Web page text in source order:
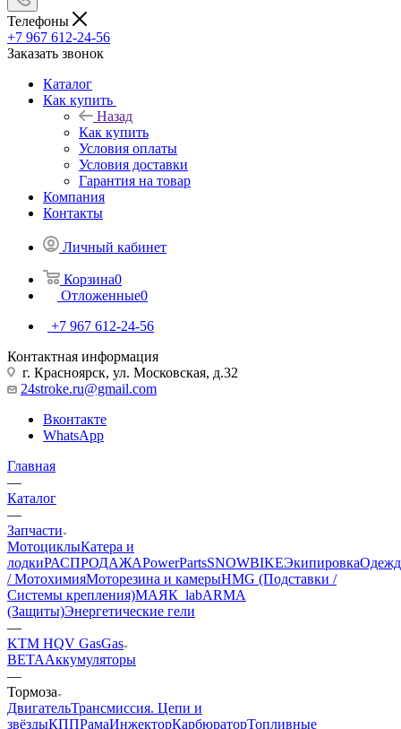
Телефоны
+7 967 612-24-56
Заказать звонок
Каталог
Как купить
Назад
Как купить
Условия оплаты
Условия доставки
Гарантия на товар
Компания
Контакты
Личный кабинет
Корзина0
Отложенные0
+7 967 612-24-56
Контактная информация
г. Красноярск, ул. Московская, д.32
24stroke.ru@gmail.com
Вконтакте
WhatsApp
Главная
—
Каталог
—
Запчасти
МотоциклыКатера и
лодкиРАСПРОДАЖАPowerPartsSNOWBIKEЭкипировка
/ МотохимияМоторезина и камерыHMG (Подставки /
Системы крепления)МАЯК_labARMA
(Защиты)Энергетические гели
—
KTM HQV GasGas
BETAАккумуляторы
—
Тормоза
ДвигательТрансмиссия. Цепи и
звёздыКППРамаИнжекторКарбюраторТопливные